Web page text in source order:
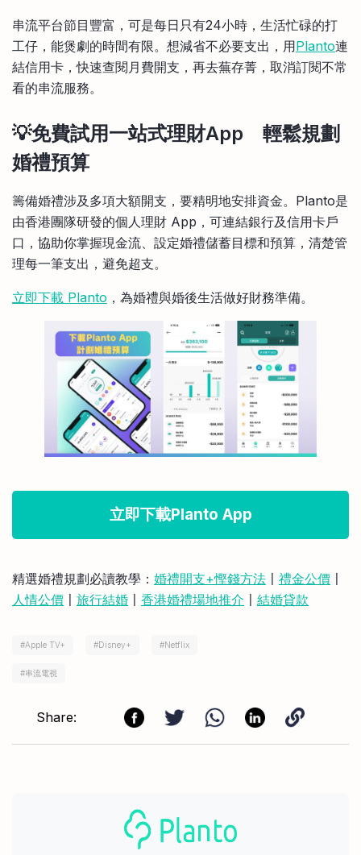
串流平台節目豐富，可是每日只有24小時，生活忙碌的打
工仔，能煲劇的時間有限。想減省不必要支出，用Planto連
結信用卡，快速查閱月費開支，再去蕪存菁，取消訂閱不常
看的串流服務。
💡免費試用一站式理財App 輕鬆規劃
婚禮預算
籌備婚禮涉及多項大額開支，要精明地安排資金。Planto是
由香港團隊研發的個人理財 App，可連結銀行及信用卡戶
口，協助你掌握現金流、設定婚禮儲蓄目標和預算，清楚管
理每一筆支出，避免超支。
立即下載 Planto ，為婚禮與婚後生活做好財務準備。
立即下載Planto App
精選婚禮規劃必讀教學： 婚禮開支+慳錢方法 禮金公價
人情公價
旅行結婚 香港婚禮場地推介 結婚貸款
#Apple TV+ #Disney+ #Netflix
#串流電視
Share: